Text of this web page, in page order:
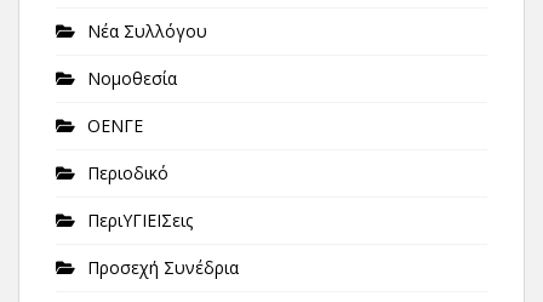
Νέα Συλλόγου
Νομοθεσία
ΟΕΝΓΕ
Περιοδικό
ΠεριΥΓΙΕΙΣεις
Προσεχή Συνέδρια